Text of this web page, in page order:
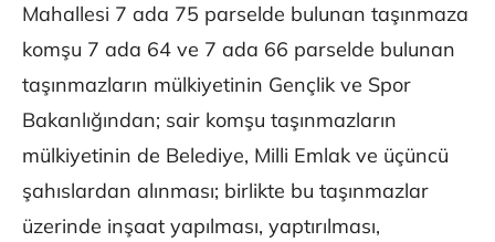
Mahallesi 7 ada 75 parselde bulunan taşınmaza
komşu 7 ada 64 ve 7 ada 66 parselde bulunan
taşınmazların mülkiyetinin Gençlik ve Spor
Bakanlığından; sair komşu taşınmazların
mülkiyetinin de Belediye, Milli Emlak ve üçüncü
şahıslardan alınması; birlikte bu taşınmazlar
üzerinde inşaat yapılması, yaptırılması,